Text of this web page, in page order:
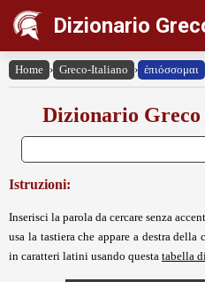
Dizionario
Home › Greco-Italiano › ἐπιόσσομαι
Dizionario
Istruzioni:
Inserisci la parola da cercare senza
usa la tastiera che appare a destra
in caratteri latini usando questa tabella